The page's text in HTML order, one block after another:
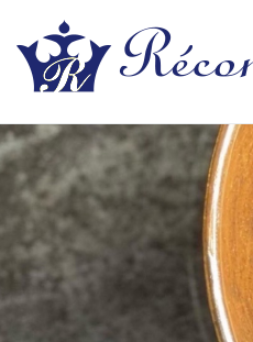
【レコンフォルテ】吹
ンス料理）
絵の様に見える。そんな空間で
じ込めたフレンチを・・・・・。